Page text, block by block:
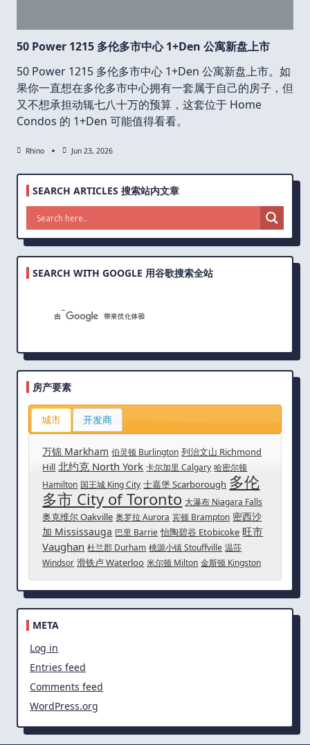
50 Power 1215 多伦多市中心 1+Den 公寓新盘上市
50 Power 1215 多伦多市中心 1+Den 公寓新盘上市。如
果你一直想在多伦多市中心拥有一套属于自己的房子，但
又不想承担动辄七八十万的预算，这套位于 Home
Condos 的 1+Den 可能值得看看。
Rhino Jun 23, 2026
SEARCH ARTICLES 搜索站内文章
SEARCH WITH GOOGLE 用谷歌搜索全站
房产要素
城市 开发商
万锦 Markham 伯灵顿 Burlington 列治文山 Richmond
Hill 北约克 North York 卡尔加里 Calgary 哈密尔顿
Hamilton 国王城 King City 士嘉堡 Scarborough 多伦
多市 City of Toronto 大瀑布 Niagara Falls
奥克维尔 Oakville 奥罗拉 Aurora 宾顿 Brampton 密西沙
加 Mississauga 巴里 Barrie 怡陶碧谷 Etobicoke 旺市
Vaughan 杜兰郡 Durham 桃源小镇 Stouffville 温莎
Windsor 滑铁卢 Waterloo 米尔顿 Milton 金斯顿 Kingston
META
Log in
Entries feed
Comments feed
WordPress.org